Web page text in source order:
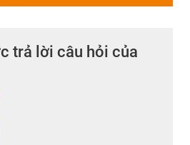
trả lời câu hỏi của